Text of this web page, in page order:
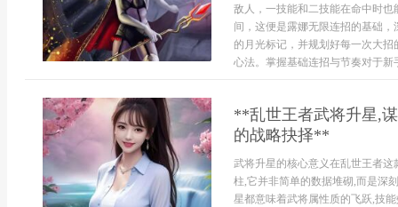
敌人，一技能和二技能在命中时
间，这便是露娜无限连招的基础
的月光标记，并规划好每一次大
心法。掌握基础连招与节奏对于新
**乱世王者武将升星,
的战略抉择**
武将升星的核心意义在乱世王者
柱,它并非简单的数据堆砌,而是深
星都意味着武将属性质的飞跃,技